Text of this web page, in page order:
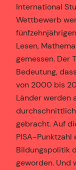
International
Wettbewerb
Lesen,
gemessen. Der
Bedeutung,
von 2000 bis
Länder werden
gebracht. Auf
PISA-
Bildungspolitik
geworden. Und